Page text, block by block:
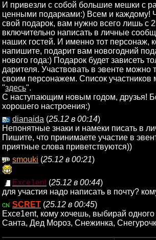
И привезли с собой большие мешки с
ценными подарками:) Всем и каждому!
свой подарок, вам нужно всего лишь с
включительно написать в личные
наших гостей. И именно тот персонаж,
напишите, подарит вам новогодний
нового года:) Подарок будет зависеть
дарителя. Участвовать в эвенте можно
своим персонажем. Список участников
"здесь".
С наступающим новым годом, друзья!
хорошего настроения:)
dianaida (25.12 в 00:14)
Непонятные знаки и намеки писать в
Пишите, что принимаете участие в
приятные слова приветствуются))
smouki (25.12 в 00:21)
Exce1ent (25.12 в 00:44)
для участия надо написать в почту?
SCRET (25.12 в 00:45)
Exce1ent, кому хочешь, выбирай одного
Санта, Дед Мороз, Снежинка,